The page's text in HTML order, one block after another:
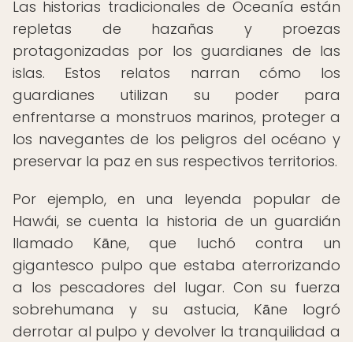
Las historias tradicionales de Oceanía están
repletas de hazañas y proezas
protagonizadas por los guardianes de las
islas. Estos relatos narran cómo los
guardianes utilizan su poder para
enfrentarse a monstruos marinos, proteger a
los navegantes de los peligros del océano y
preservar la paz en sus respectivos territorios.
Por ejemplo, en una leyenda popular de
Hawái, se cuenta la historia de un guardián
llamado Kāne, que luchó contra un
gigantesco pulpo que estaba aterrorizando
a los pescadores del lugar. Con su fuerza
sobrehumana y su astucia, Kāne logró
derrotar al pulpo y devolver la tranquilidad a